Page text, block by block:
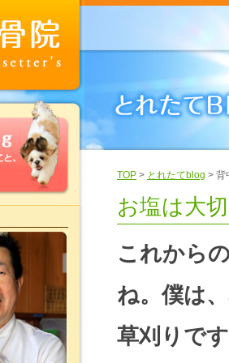
TOP > とれたてblog > 背
お塩は大
これから
ね。 僕は
草刈りで